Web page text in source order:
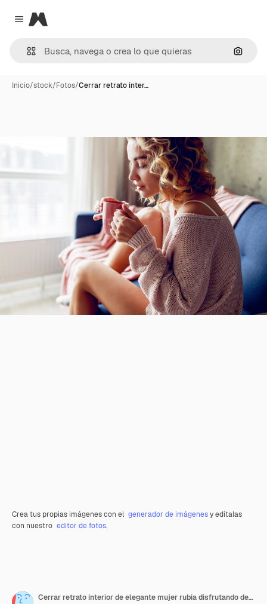
Close menu
Magnific
Inicio/stock/Fotos/Cerrar retrato inter…
Crea tus propias imágenes con el generador de imágenesy edítalas
con nuestro editor de fotos.
Cerrar retrato interior de elegante mujer rubia disfrutando del olor a capuchino, soñando y mirando por la ventana. Vistiendo suéter de punto rosa.